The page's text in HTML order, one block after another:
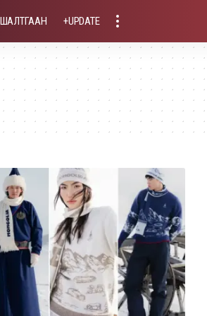
ШАЛТГААН +UPDATE